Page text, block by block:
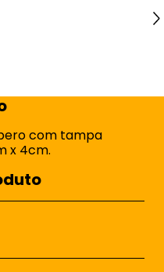
com tampa
x 4cm.